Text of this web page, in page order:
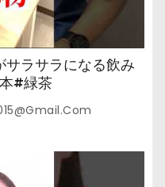
サラサラになる飲み
#緑茶